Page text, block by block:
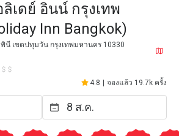
ลิเดย์ อินน์ กรุงเทพ
Inn Bangkok)
นี เขตปทุมวัน กรุงเทพมหานคร 10330
4.8 จองแล้ว 19.7k ครั้ง